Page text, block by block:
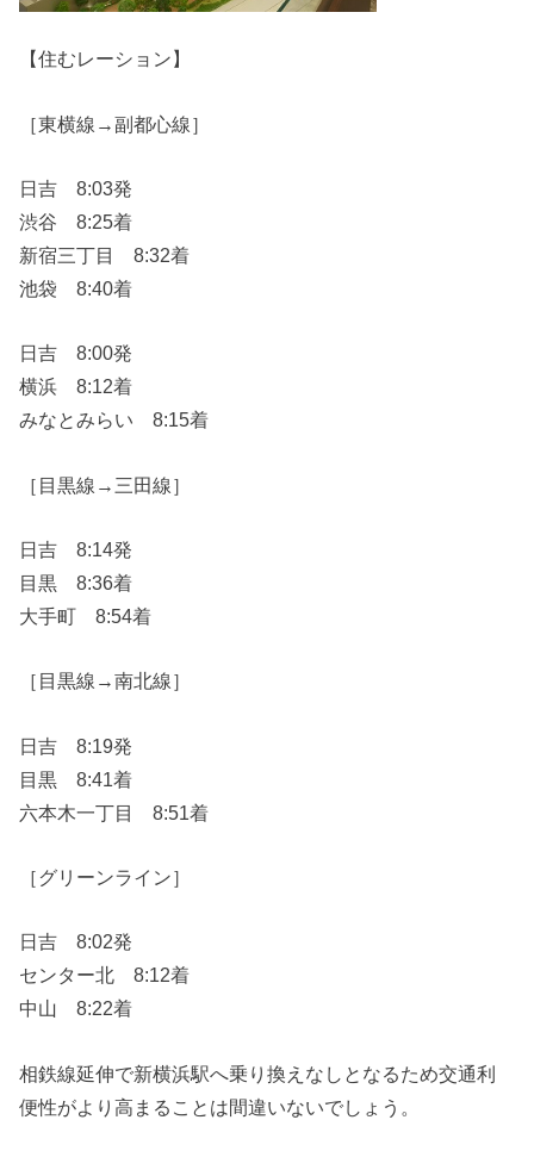
【住むレーション】
［東横線→副都心線］
日吉 8:03発
渋谷 8:25着
新宿三丁目 8:32着
池袋 8:40着
日吉 8:00発
横浜 8:12着
みなとみらい 8:15着
［目黒線→三田線］
日吉 8:14発
目黒 8:36着
大手町 8:54着
［目黒線→南北線］
日吉 8:19発
目黒 8:41着
六本木一丁目 8:51着
［グリーンライン］
日吉 8:02発
センター北 8:12着
中山 8:22着
相鉄線延伸で新横浜駅へ乗り換えなしとなるため交通利
便性がより高まることは間違いないでしょう。